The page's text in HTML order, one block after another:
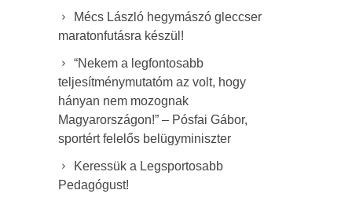
Mécs László hegymászó gleccser
maratonfutásra készül!
“Nekem a legfontosabb
teljesítménymutatóm az volt, hogy
hányan nem mozognak
Magyarországon!” – Pósfai Gábor,
sportért felelős belügyminiszter
Keressük a Legsportosabb
Pedagógust!